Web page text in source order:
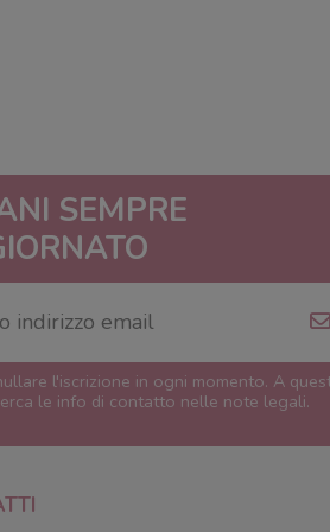
SEMPRE
l'iscrizione in ogni momento. A
le info di contatto nelle note legali.